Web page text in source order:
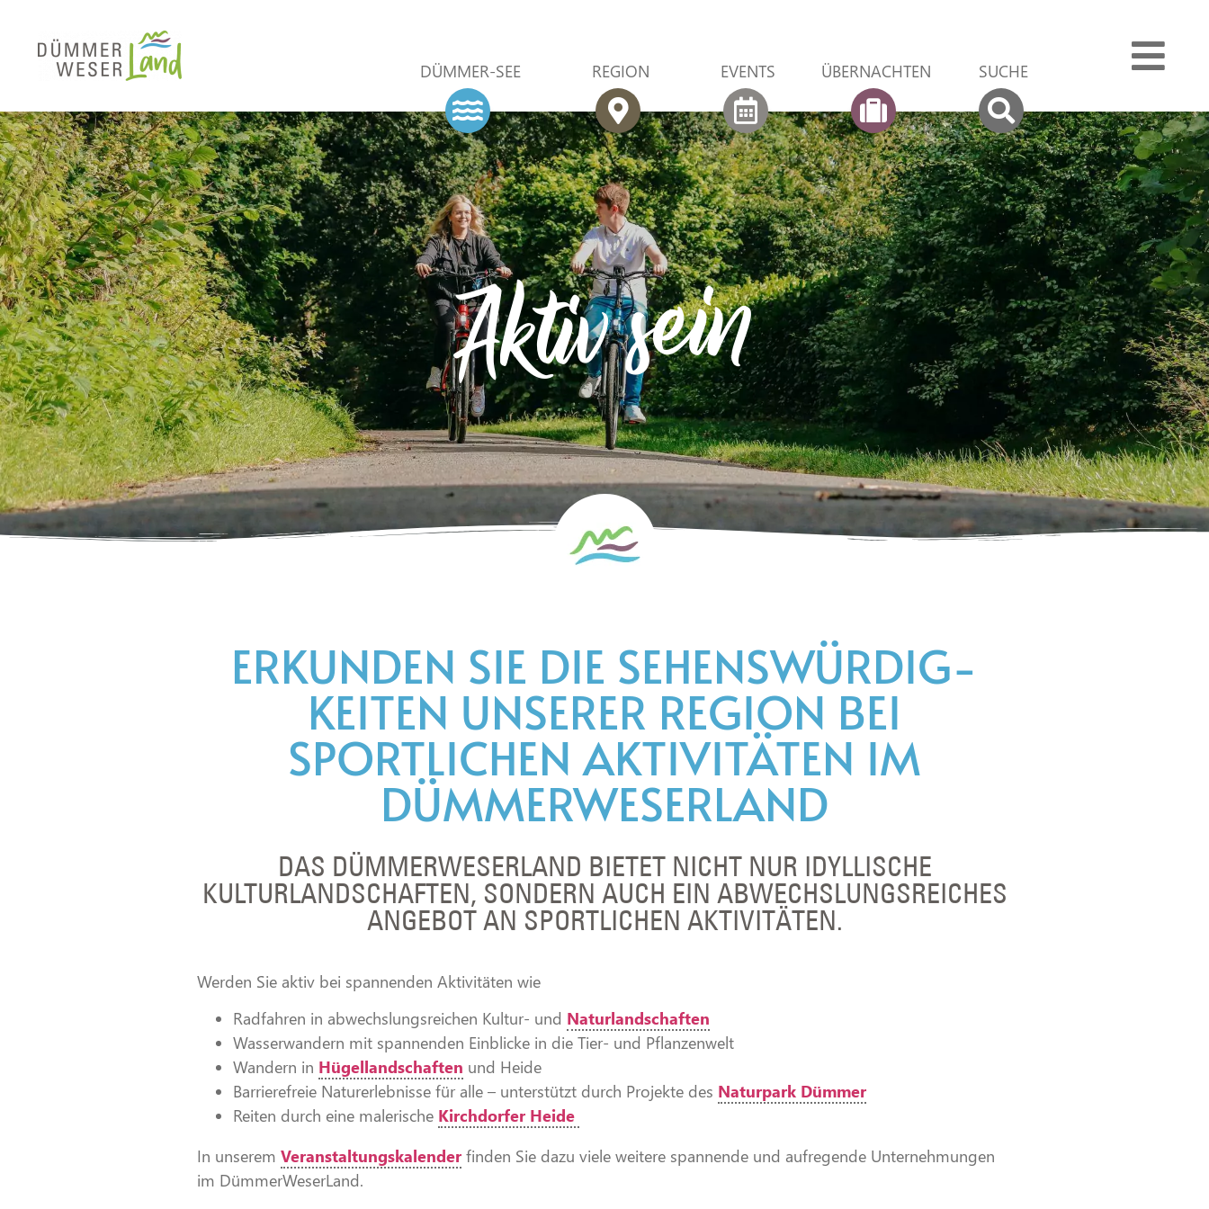
DÜMMER-SEE REGION EVENTS ÜBER­NACHTEN SUCHE
Aktiv sein
ERKUNDEN SIE DIE SEHENSWÜRDIG­
KEITEN UNSERER REGION BEI
SPORTLICHEN AKTIVITÄTEN IM
DÜMMERWESERLAND
DAS DÜMMERWESERLAND BIETET NICHT NUR IDYLLISCHE
KULTURLAND­SCHAFTEN, SONDERN AUCH EIN ABWECHSLUNGSREICHES
ANGEBOT AN SPORTLICHEN AKTIVITÄTEN.
Werden Sie aktiv bei spannenden Aktivitäten wie
Radfahren in abwechslungsreichen Kultur- und Naturlandschaften
Wasserwandern mit spannenden Einblicke in die Tier- und Pflanzenwelt
Wandern in Hügellandschaften und Heide
Barrierefreie Naturerlebnisse für alle – unterstützt durch Projekte des Naturpark Dümmer
Reiten durch eine malerische Kirchdorfer Heide
In unseremVeranstaltungs­kalender finden Sie dazu viele weitere spannende und aufregende Unternehmungen
im DümmerWeserLand.